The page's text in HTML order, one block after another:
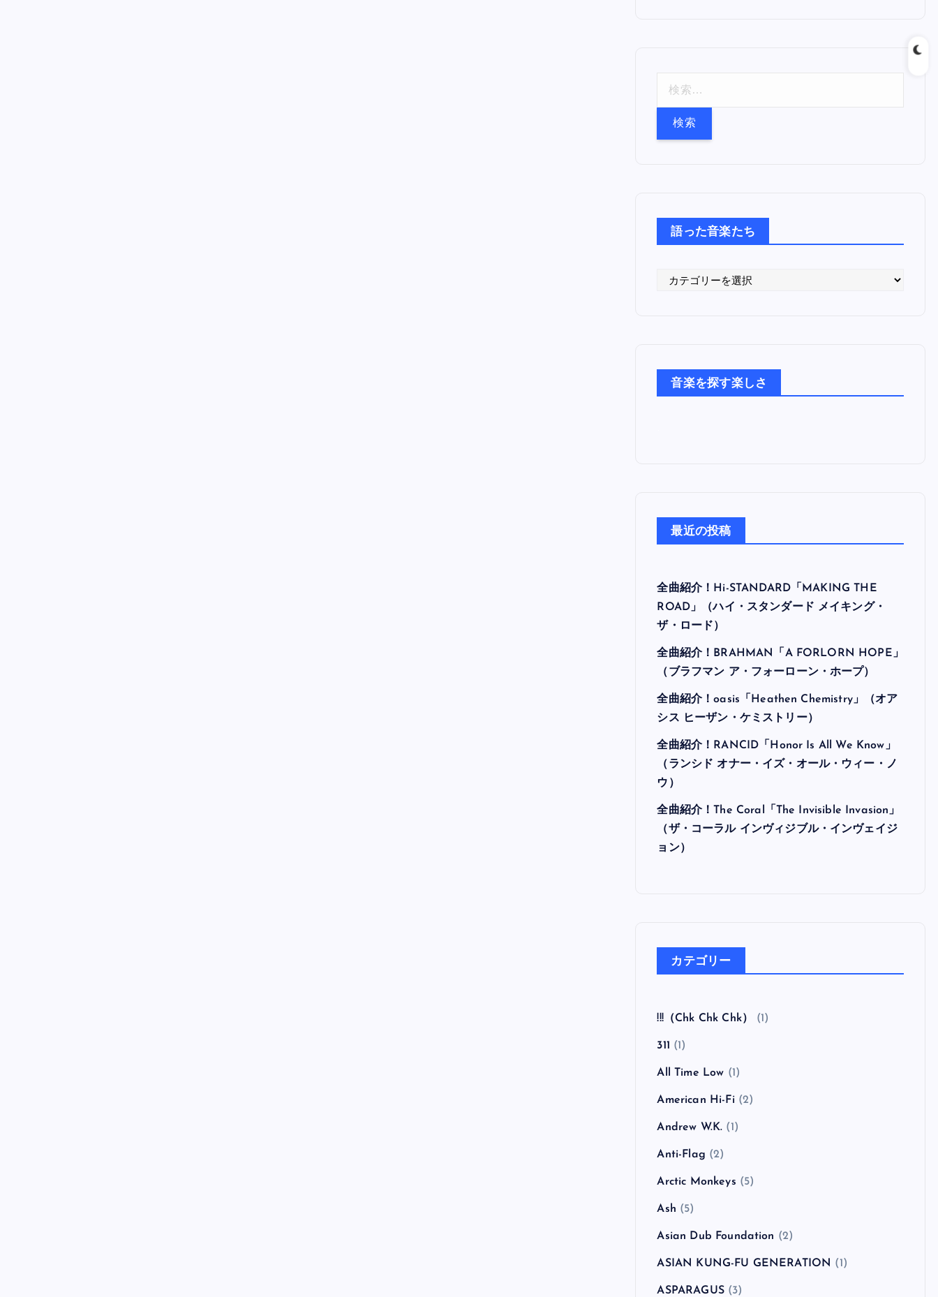
語った音楽たち
た
音楽を探す楽しさ
最近の投稿
全曲紹介！Hi-STANDARD「MAKING THE
ROAD」（ハイ・スタンダード メイキング・
ザ・ロード）
全曲紹介！BRAHMAN「A FORLORN HOPE」
（ブラフマン ア・フォーローン・ホープ）
全曲紹介！oasis「Heathen Chemistry」（オア
シス ヒーザン・ケミストリー）
全曲紹介！RANCID「Honor Is All We Know」
（ランシド オナー・イズ・オール・ウィー・ノ
ウ）
全曲紹介！The Coral「The Invisible Invasion」
（ザ・コーラル インヴィジブル・インヴェイジ
ョン）
カテゴリー
!!!（Chk Chk Chk） (1)
311 (1)
All Time Low (1)
American Hi-Fi(2)
Andrew W.K. (1)
Anti-Flag (2)
Arctic Monkeys (5)
Ash (5)
Asian Dub Foundation (2)
ASIAN KUNG-FU GENERATION (1)
ASPARAGUS(3)